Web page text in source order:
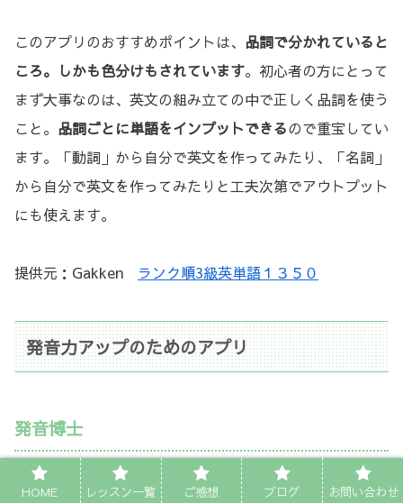
このアプリのおすすめポイントは、 品詞で分かれていると
ころ。しかも色分けもされています。初心者の方にとって
まず大事なのは、英文の組み立ての中で正しく品詞を使う
こと。 品詞ごとに単語をインプットできるので重宝してい
ます。「動詞」から自分で英文を作ってみたり、「名詞」
から自分で英文を作ってみたりと工夫次第でアウトプット
にも使えます。
提供元：Gakken ランク順3級英単語１３５０
発音力アップのためのアプリ
発音博士
HOME レッスン一覧 ご感想 ブログ お問い合わせ